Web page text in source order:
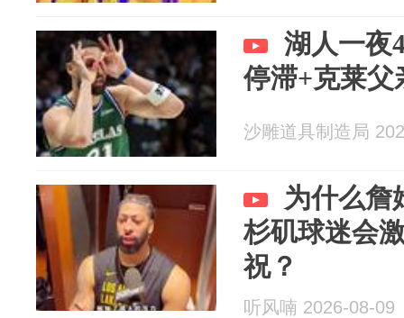
湖人一夜
停滞+克莱父
沙雕道具制造局
为什么詹
杉矶球迷会
祝？
听风喃 2026-08-09